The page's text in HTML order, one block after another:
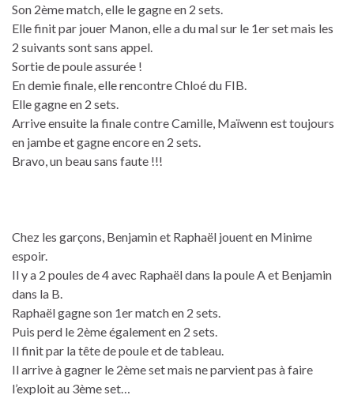
Son 2ème match, elle le gagne en 2 sets.
Elle finit par jouer Manon, elle a du mal sur le 1er set mais les
2 suivants sont sans appel.
Sortie de poule assurée !
En demie finale, elle rencontre Chloé du FIB.
Elle gagne en 2 sets.
Arrive ensuite la finale contre Camille, Maïwenn est toujours
en jambe et gagne encore en 2 sets.
Bravo, un beau sans faute !!!
Chez les garçons, Benjamin et Raphaël jouent en Minime
espoir.
Il y a 2 poules de 4 avec Raphaël dans la poule A et Benjamin
dans la B.
Raphaël gagne son 1er match en 2 sets.
Puis perd le 2ème également en 2 sets.
Il finit par la tête de poule et de tableau.
Il arrive à gagner le 2ème set mais ne parvient pas à faire
l’exploit au 3ème set…